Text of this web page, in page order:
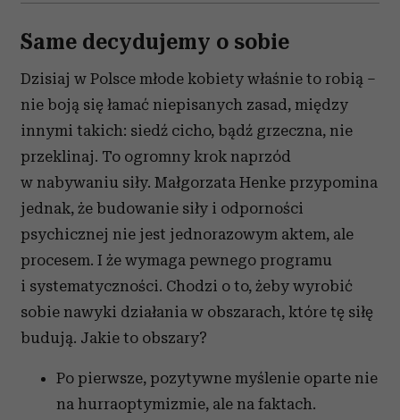
Same decydujemy o sobie
Dzisiaj w Polsce młode kobiety właśnie to robią –
nie boją się łamać niepisanych zasad, między
innymi takich: siedź cicho, bądź grzeczna, nie
przeklinaj. To ogromny krok naprzód
w nabywaniu siły. Małgorzata Henke przypomina
jednak, że budowanie siły i odporności
psychicznej nie jest jednorazowym aktem, ale
procesem. I że wymaga pewnego programu
i systematyczności. Chodzi o to, żeby wyrobić
sobie nawyki działania w obszarach, które tę siłę
budują. Jakie to obszary?
Po pierwsze, pozytywne myślenie oparte nie
na hurraoptymizmie, ale na faktach.